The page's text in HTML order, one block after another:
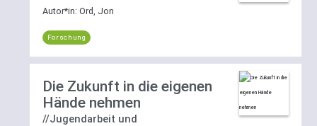
Autor*in: Ord, Jon
Forschung
Die Zukunft in die eigenen
Hände nehmen
//Jugendarbeit und